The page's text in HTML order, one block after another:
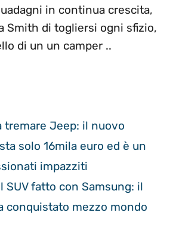
in continua crescita,
Smith di togliersi ogni sfizio,
di un un camper ..
tremare Jeep: il nuovo
solo 16mila euro ed è un
impazziti
SUV fatto con Samsung: il
conquistato mezzo mondo